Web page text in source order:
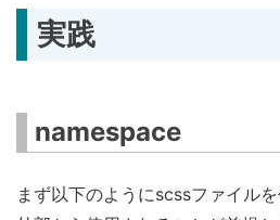
実践
namespace
まず以下のようにscssファイルを